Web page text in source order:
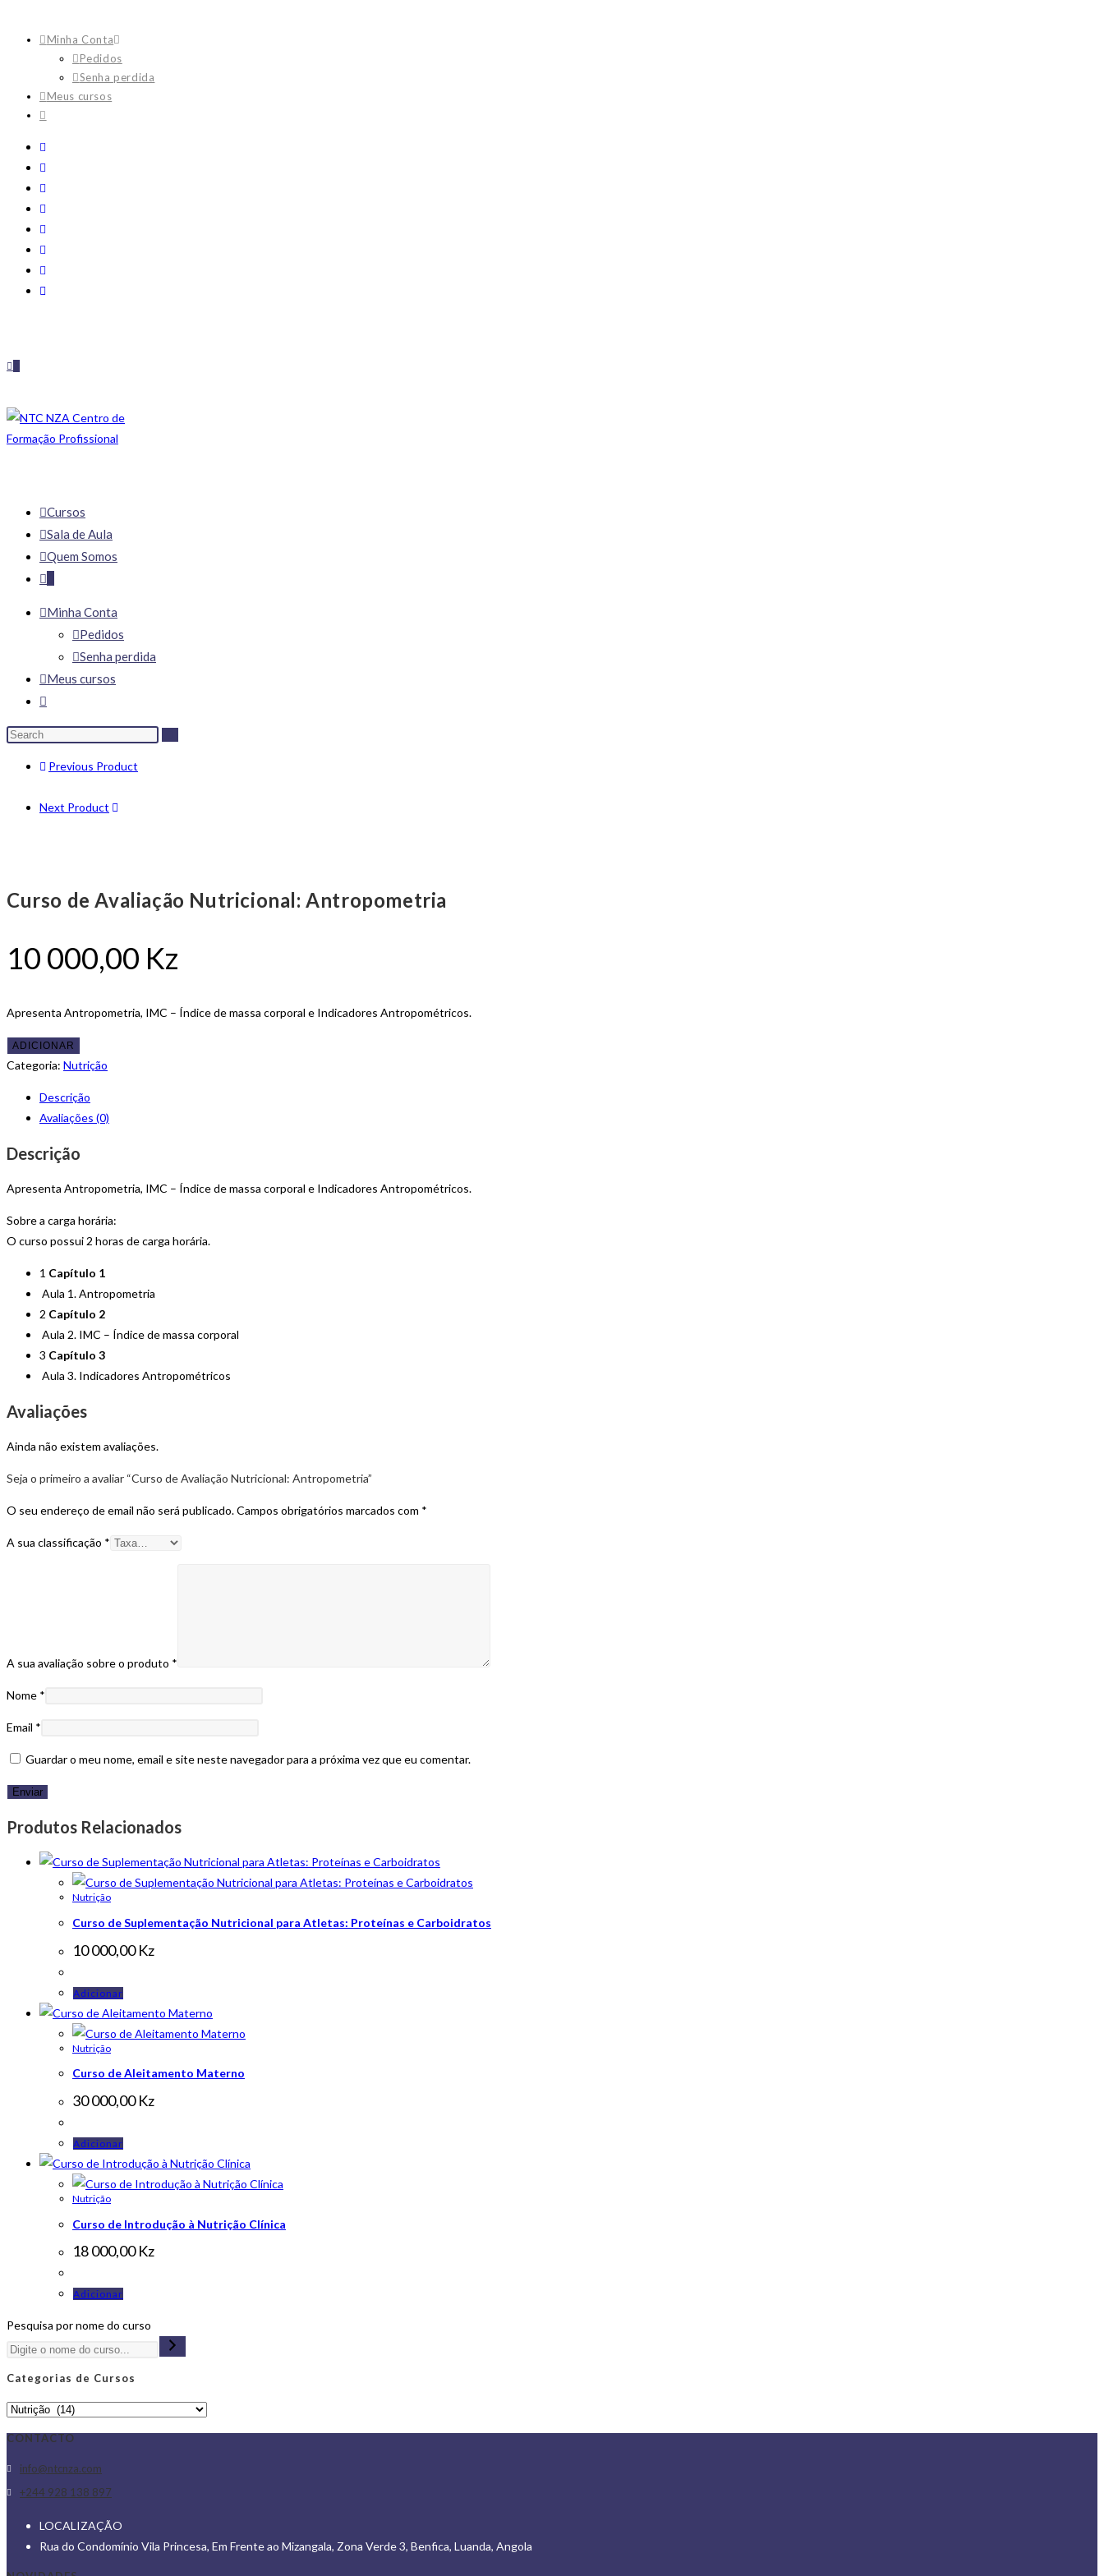
Minha Conta
Pedidos
Senha perdida
Meus cursos
Cursos
Sala de Aula
Quem Somos
Minha Conta
Pedidos
Senha perdida
Meus cursos
Search
website
Previous Product
Next Product
Curso de Avaliação Nutricional: Antropometria
10 000,00 Kz
Apresenta Antropometria, IMC – Índice de massa corporal e Indicadores Antropométricos.
Quantidade
de
Avaliação
Nutricional:
Antropometria
ADICIONAR
Categoria: Nutrição
Descrição
Avaliações (0)
Descrição
Apresenta Antropometria, IMC – Índice de massa corporal e Indicadores Antropométricos.
Sobre a carga horária:
O curso possui 2 horas de carga horária.
1 Capítulo 1
Aula 1. Antropometria
2 Capítulo 2
Aula 2. IMC – Índice de massa corporal
3 Capítulo 3
Aula 3. Indicadores Antropométricos
Avaliações
Ainda não existem avaliações.
Seja o primeiro a avaliar “Curso de Avaliação Nutricional: Antropometria”
O seu endereço de email não será publicado.Campos obrigatórios marcados com *
A sua classificação *
A sua avaliação sobre o produto *
Nome *
Email *
Guardar o meu nome, email e site neste navegador para a próxima vez que eu comentar.
Produtos Relacionados
Nutrição
Curso de Suplementação Nutricional para Atletas: Proteínas e Carboidratos
10 000,00Kz
Adicionar
Nutrição
Curso de Aleitamento Materno
30 000,00Kz
Adicionar
Nutrição
Curso de Introdução à Nutrição Clínica
18 000,00Kz
Adicionar
Pesquisa por nome do curso
Categorias de Cursos
CONTACTO
info@ntcnza.com
in
new
tab
+244 928 138 897
a
new
LOCALIZAÇÃO
Rua do Condomínio Vila Princesa, Em Frente ao Mizangala, Zona Verde 3, Benfica, Luanda, Angola